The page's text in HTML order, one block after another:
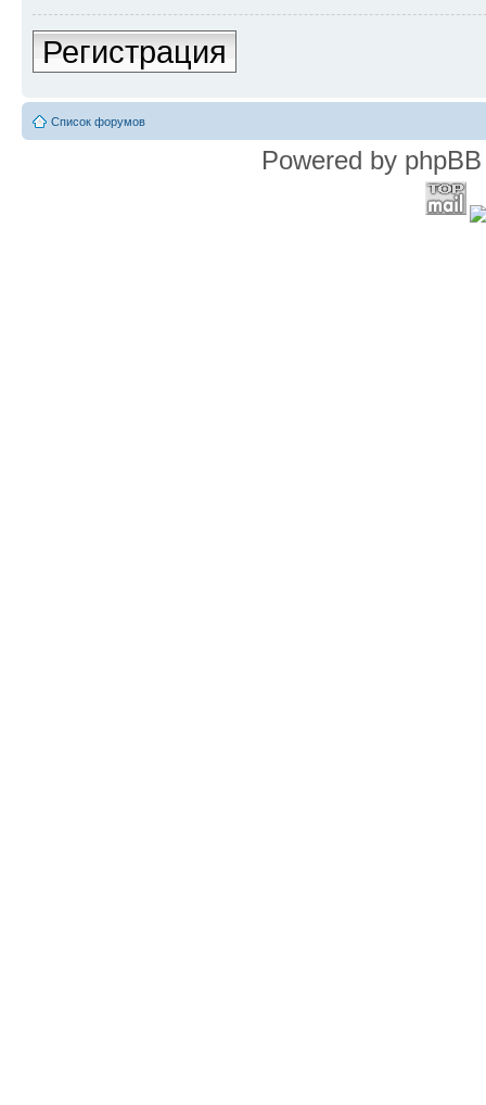
Регистрация
Список форумов
Powered by